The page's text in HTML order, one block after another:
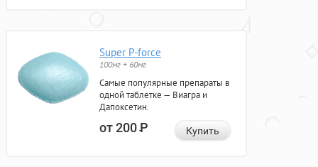
Super P-force
100мг + 60мг
Самые популярные препараты в
одной таблетке — Виагра и
Дапоксетин.
от 200Р Купить